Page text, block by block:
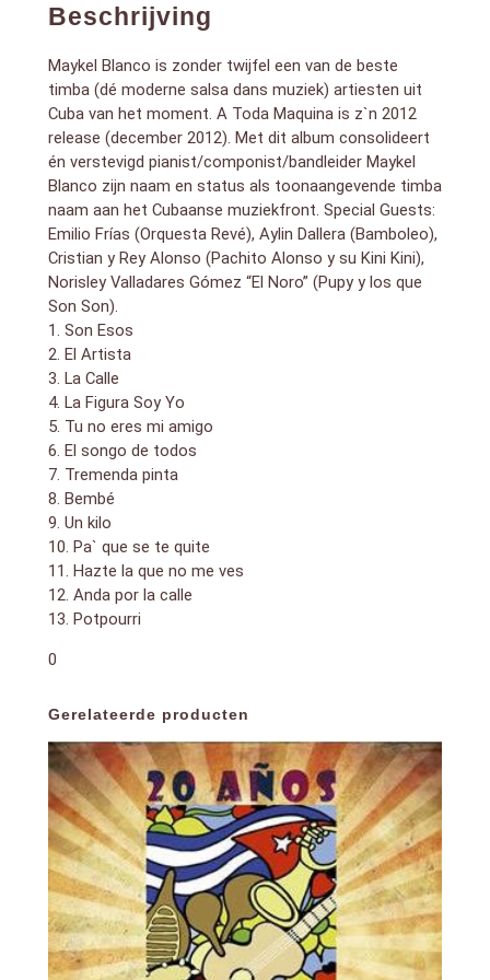
7. Tremenda pinta
9. Un kilo
10. Pa` que se te quite
11. Hazte la que no me ves
12. Anda por la calle
13. Potpourri
Beschrijving
Maykel Blanco is zonder twijfel een van de beste
timba (dé moderne salsa dans muziek) artiesten uit
Cuba van het moment. A Toda Maquina is z`n 2012
release (december 2012). Met dit album consolideert
én verstevigd pianist/componist/bandleider Maykel
Blanco zijn naam en status als toonaangevende timba
naam aan het Cubaanse muziekfront. Special Guests:
Emilio Frías (Orquesta Revé), Aylin Dallera (Bamboleo),
Cristian y Rey Alonso (Pachito Alonso y su Kini Kini),
Norisley Valladares Gómez “El Noro” (Pupy y los que
Son Son).
1. Son Esos
2. El Artista
3. La Calle
4. La Figura Soy Yo
5. Tu no eres mi amigo
6. El songo de todos
7. Tremenda pinta
8. Bembé
9. Un kilo
10. Pa` que se te quite
11. Hazte la que no me ves
12. Anda por la calle
13. Potpourri
0
Gerelateerde producten